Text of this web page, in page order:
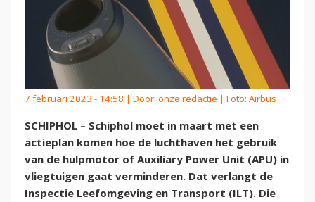
7 februari 2023 - 14:58 | Door: onze redactie | Foto: Airbus
SCHIPHOL – Schiphol moet in maart met een
actieplan komen hoe de luchthaven het gebruik
van de hulpmotor of Auxiliary Power Unit (APU) in
vliegtuigen gaat verminderen. Dat verlangt de
Inspectie Leefomgeving en Transport (ILT). Die